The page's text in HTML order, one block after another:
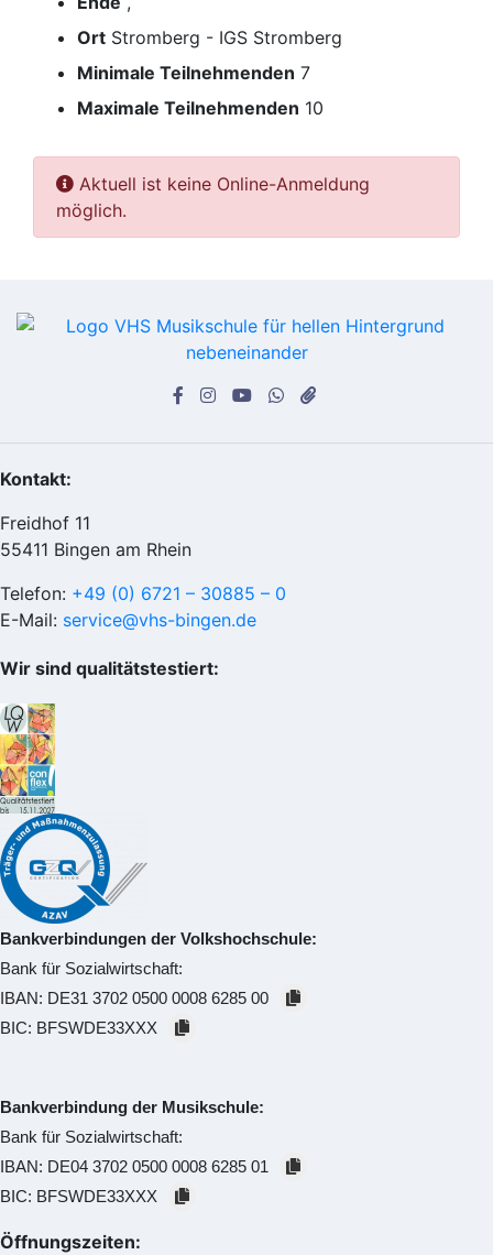
Ort Stromberg - IGS Stromberg
Minimale Teilnehmenden 7
Maximale Teilnehmenden 10
Aktuell ist keine Online-Anmeldung
möglich.
Kontakt:
Freidhof 11
55411 Bingen am Rhein
Telefon: +49 (0) 6721 – 30885 – 0
E-Mail: service@vhs-bingen.de
Wir sind qualitätstestiert:
Bankverbindungen der Volkshochschule:
Bank für Sozialwirtschaft:
IBAN: DE31 3702 0500 0008 6285 00
BIC: BFSWDE33XXX
Bankverbindung der Musikschule:
Bank für Sozialwirtschaft:
IBAN: DE04 3702 0500 0008 6285 01
BIC: BFSWDE33XXX
Öffnungszeiten: